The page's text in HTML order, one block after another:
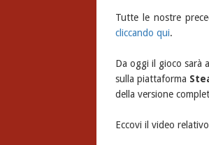
Tutte le nostre
cliccando qui.
Da oggi il gioco sarà
sulla piattaforma
della versione
Eccovi il video